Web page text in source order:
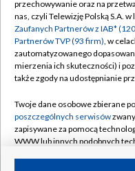
Abonament TVP
Emisja w TVP
Centrum informacji
Naziemna Telewizja
Rada Programowa
System NOS
Informacje o nadawcy
przechowywanie oraz na
nas, czyli Telewizję Polską S.A.
Zaufanych Partnerów z IAB*
Partnerów TVP (93 firm), w
zautomatyzowanego
mierzenia ich skuteczności) i
także zgody na udostępnianie
Twoje dane osobowe zbierane
poszczególnych serwisów
zapisywane za pomocą
WWW lub innych podobnych